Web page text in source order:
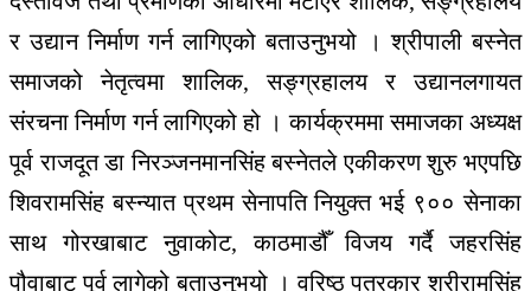
र उद्यान निर्माण गर्न लागिएको बताउनुभयो । श्रीपाली बस्नेत
समाजको नेतृत्वमा शालिक, सङ्ग्रहालय र उद्यानलगायत
संरचना निर्माण गर्न लागिएको हो । कार्यक्रममा समाजका अध्यक्ष
पूर्व राजदूत डा निरञ्जनमानसिंह बस्नेतले एकीकरण शुरु भएपछि
शिवरामसिंह बस्न्यात प्रथम सेनापति नियुक्त भई ९०० सेनाका
साथ गोरखाबाट नुवाकोट, काठमाडौँ विजय गर्दै जहरसिंह
पौवाबाट पूर्व लागेको बताउनुभयो । वरिष्ठ पत्रकार श्रीरामसिंह